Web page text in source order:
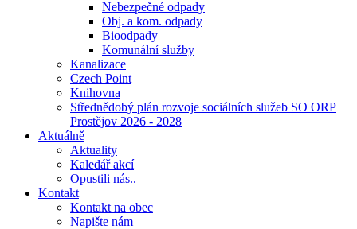
Nebezpečné odpady
Obj. a kom. odpady
Bioodpady
Komunální služby
Kanalizace
Czech Point
Knihovna
Střednědobý plán rozvoje sociálních služeb SO ORP
Prostějov 2026 - 2028
Aktuálně
Aktuality
Kaledář akcí
Opustili nás..
Kontakt
Kontakt na obec
Napište nám